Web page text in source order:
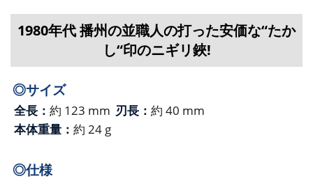
1980年代 播州の並職人の打った安価な“たか
し“印のニギリ鋏!
◎サイズ
全長： 約 123 mm 刃長： 約 40 mm
本体重量： 約 24 g
◎仕様